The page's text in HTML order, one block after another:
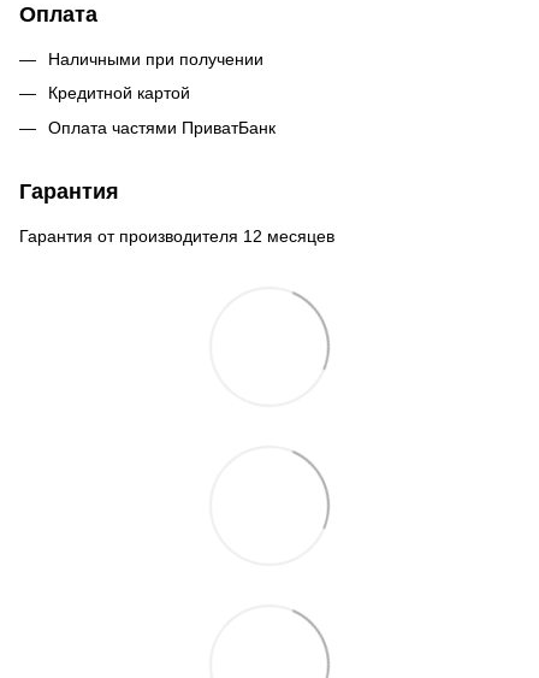
Оплата
Наличными при получении
Кредитной картой
Оплата частями ПриватБанк
Гарантия
Гарантия от производителя 12 месяцев